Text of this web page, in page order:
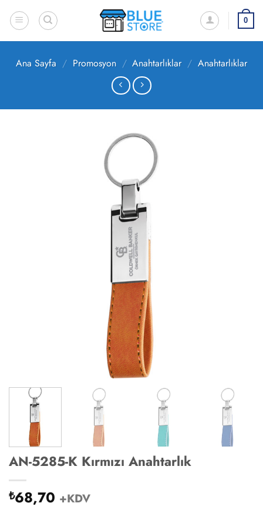
atla
0
Ana Sayfa / Promosyon / Anahtarlıklar / Anahtarlıklar
AN-5285-K Kırmızı Anahtarlık
₺68,70 +KDV